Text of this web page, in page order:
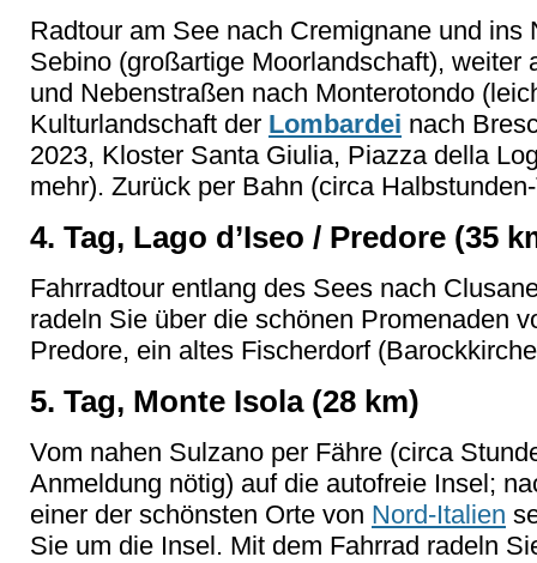
Radtour am See nach Cremignane und ins
Sebino (großartige Moorlandschaft), weiter
und Nebenstraßen nach Monterotondo
Kulturlandschaft der Lombardei nach
2023, Kloster Santa Giulia, Piazza della
mehr). Zurück per Bahn (circa
4. Tag, Lago d’Iseo / Predore (35
Fahrradtour entlang des Sees nach
radeln Sie über die schönen Promenaden
Predore, ein altes Fischerdorf
5. Tag, Monte Isola (28 km)
Vom nahen Sulzano per Fähre (circa
Anmeldung nötig) auf die autofreie Insel;
einer der schönsten Orte von Nord-Italien
Sie um die Insel. Mit dem Fahrrad radeln